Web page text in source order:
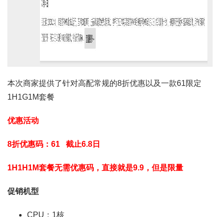
本次商家提供了针对高配常规的8折优惠以及一款61限定
1H1G1M套餐
优惠活动
8折优惠码：61 截止6.8日
1H1H1M套餐无需优惠码，直接就是9.9，但是限量
促销机型
CPU：1核